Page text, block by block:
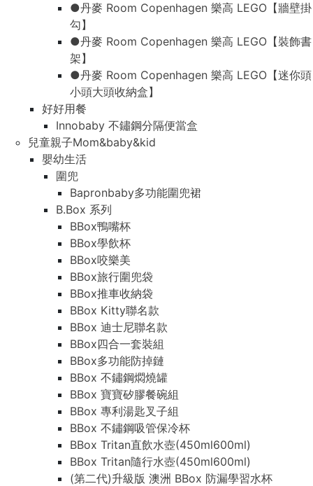
●丹麥 Room Copenhagen 樂高 LEGO【牆壁掛
勾】
●丹麥 Room Copenhagen 樂高 LEGO【裝飾書
架】
●丹麥 Room Copenhagen 樂高 LEGO【迷你頭
小頭大頭收納盒】
好好用餐
Innobaby 不鏽鋼分隔便當盒
兒童親子Mom&baby&kid
嬰幼生活
圍兜
Bapronbaby多功能圍兜裙
B.Box 系列
BBox鴨嘴杯
BBox學飲杯
BBox咬樂美
BBox旅行圍兜袋
BBox推車收納袋
BBox Kitty聯名款
BBox 迪士尼聯名款
BBox四合一套裝組
BBox多功能防掉鏈
BBox 不鏽鋼燜燒罐
BBox 寶寶矽膠餐碗組
BBox 專利湯匙叉子組
BBox 不鏽鋼吸管保冷杯
BBox Tritan直飲水壺(450ml600ml)
BBox Tritan隨行水壺(450ml600ml)
(第二代)升級版 澳洲 BBox 防漏學習水杯